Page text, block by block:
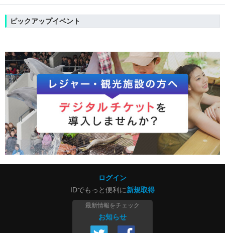
ピックアップイベント
ログイン
IDでもっと便利に新規取得
最新情報をチェック
お知らせ